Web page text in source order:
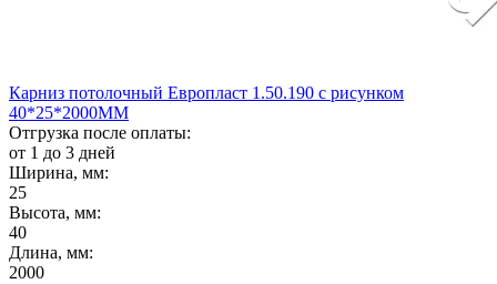
Карниз потолочный Европласт 1.50.190 с рисунком
40*25*2000ММ
Отгрузка после оплаты:
от 1 до 3 дней
Ширина, мм:
25
Высота, мм:
40
Длина, мм:
2000